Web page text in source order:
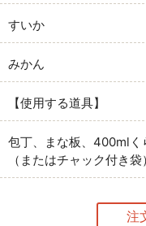
すいか
みかん
【使用する道具】
包丁、まな板、400mlく
（またはチャック付き袋）
注